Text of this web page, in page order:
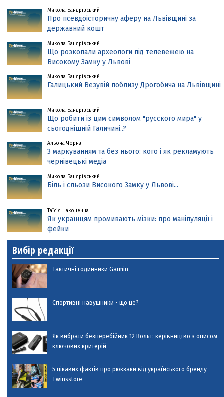
Микола Бандрівський
Про псевдоісторичну аферу на Львівщині за
державний кошт
Микола Бандрівський
Що розкопали археологи під телевежею на
Високому Замку у Львові
Микола Бандрівський
Галицький Везувій поблизу Дрогобича на Львівщині
Микола Бандрівський
Що робити із цим символом "русского мира" у
сьогоднішній Галичині..?
Альона Чорна
З маркуванням та без нього: кого і як рекламують
чернівецькі медіа
Микола Бандрівський
Біль і сльози Високого Замку у Львові...
Таїсія Наконечна
Як українцям промивають мізки: про маніпуляції і
фейки
Вибір редакції
Тактичні годинники Garmin
Спортивні навушники - що це?
Як вибрати безперебійник 12 Вольт: керівництво з описом
ключових критерій
5 цікавих фактів про рюкзаки від українського бренду
Twinsstore